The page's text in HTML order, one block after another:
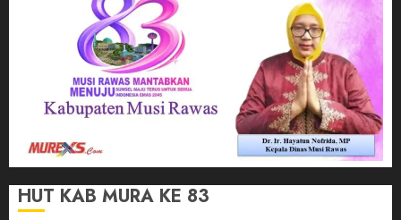
HUT KAB MURA KE 83